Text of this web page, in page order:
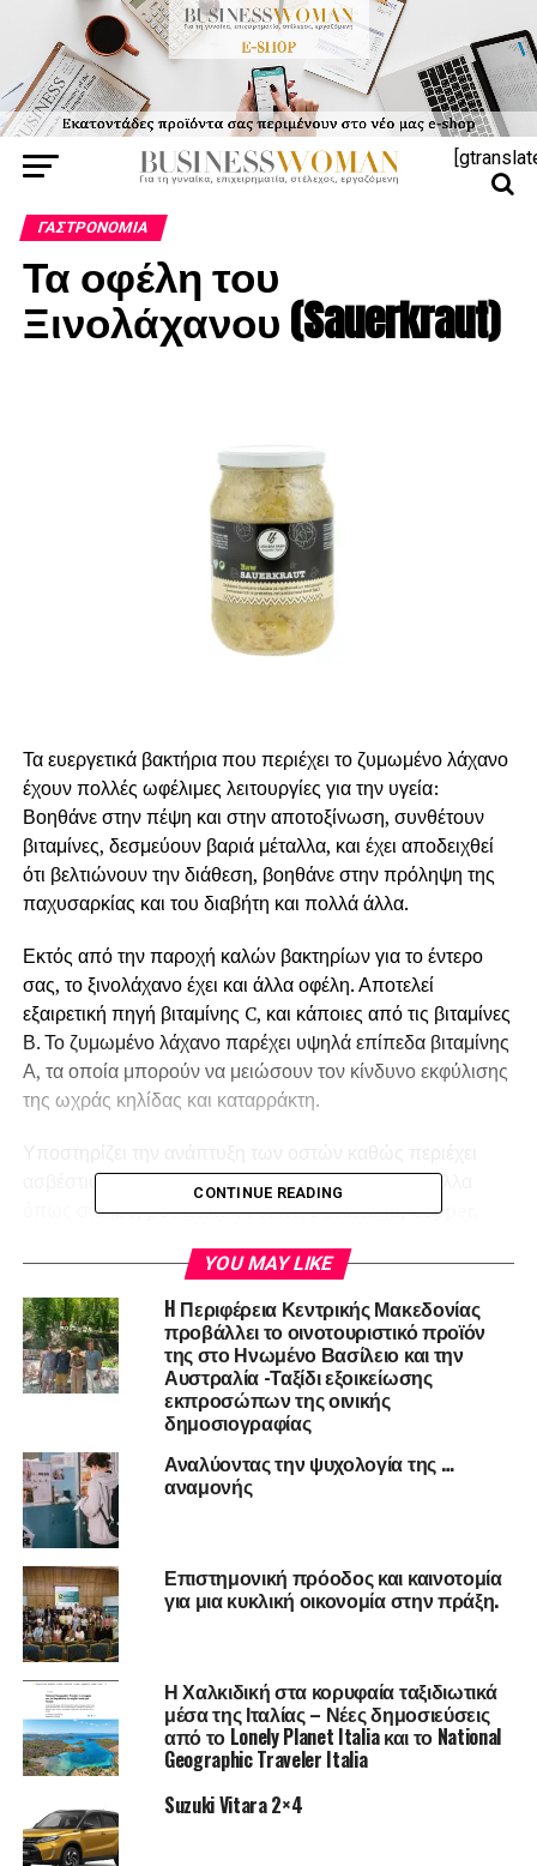
ΓΑΣΤΡΟΝΟΜΊΑ
Τα οφέλη του
Ξινολάχανου (Sauerkraut)
Τα ευεργετικά βακτήρια που περιέχει το ζυμωμένο λάχανο
έχουν πολλές ωφέλιμες λειτουργίες για την υγεία:
Βοηθάνε στην πέψη και στην αποτοξίνωση, συνθέτουν
βιταμίνες, δεσμεύουν βαριά μέταλλα, και έχει αποδειχθεί
ότι βελτιώνουν την διάθεση, βοηθάνε στην πρόληψη της
παχυσαρκίας και του διαβήτη και πολλά άλλα.
Εκτός από την παροχή καλών βακτηρίων για το έντερο
σας, το ξινολάχανο έχει και άλλα οφέλη. Αποτελεί
εξαιρετική πηγή βιταμίνης C, και κάποιες από τις βιταμίνες
Β. Το ζυμωμένο λάχανο παρέχει υψηλά επίπεδα βιταμίνης
Α, τα οποία μπορούν να μειώσουν τον κίνδυνο εκφύλισης
της ωχράς κηλίδας και καταρράκτη.
ασβέστιο και μαγνήσιο αλλά και άλλα έχει και μέταλλα
όπως σίδηρο, potassium, Folate, Potassium, Copper,
Το Ξινολάχανο έχει αντιφλεγμονώδεις ιδιότητες που
αποδίδονται στα αντιοξειδωτικά του αλλά και στο ότι
περιέχει τόσα πολλά ευεργετικά φιλικά βακτήρια για το
έντερο.
RELATED TOPICS: FEATURED
UP NEXT
Λαχανοντολμάδες αυθεντικοί
CONTINUE READING
YOU MAY LIKE
H Περιφέρεια Κεντρικής Μακεδονίας
προβάλλει το οινοτουριστικό προϊόν
της στο Ηνωμένο Βασίλειο και την
Αυστραλία -Ταξίδι εξοικείωσης
εκπροσώπων της οινικής
δημοσιογραφίας
Αναλύοντας την ψυχολογία της …
αναμονής
Επιστημονική πρόοδος και καινοτομία
για μια κυκλική οικονομία στην πράξη.
Η Χαλκιδική στα κορυφαία ταξιδιωτικά
μέσα της Ιταλίας – Νέες δημοσιεύσεις
από το Lonely Planet Italia και το National
Geographic Traveler Italia
Suzuki Vitara 2×4